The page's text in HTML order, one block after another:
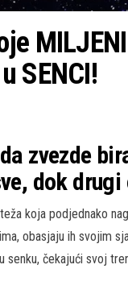
SENCI!
zvezde
dok
koja podjednako
obasjaju ih svojim
senku, čekajući svoj